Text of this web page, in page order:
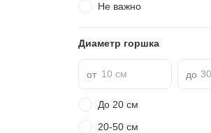
Не важно
Диаметр горшка
от до
До 20 см
20-50 см